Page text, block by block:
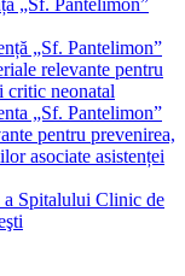
„Sf. Pantelimon”
„Sf. Pantelimon”
relevante pentru
critic neonatal
„Sf. Pantelimon”
pentru prevenirea,
asociate asistenței
Spitalului Clinic de